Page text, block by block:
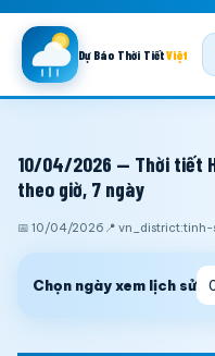
Dự Báo Thời TiếtViệt
10/04/2026 — Thời tiết
theo giờ, 7 ngày
📅 10/04/2026 📍
Chọn ngày xem lịch sử